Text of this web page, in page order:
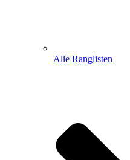
Alle Ranglisten